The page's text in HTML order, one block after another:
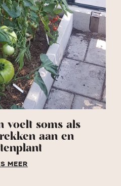
voelt soms als
aan en
MEER